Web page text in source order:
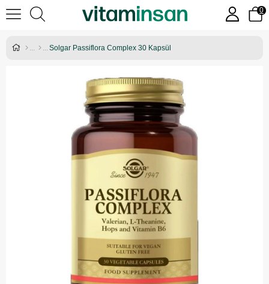
0
Solgar Passiflora Complex 30 Kapsül